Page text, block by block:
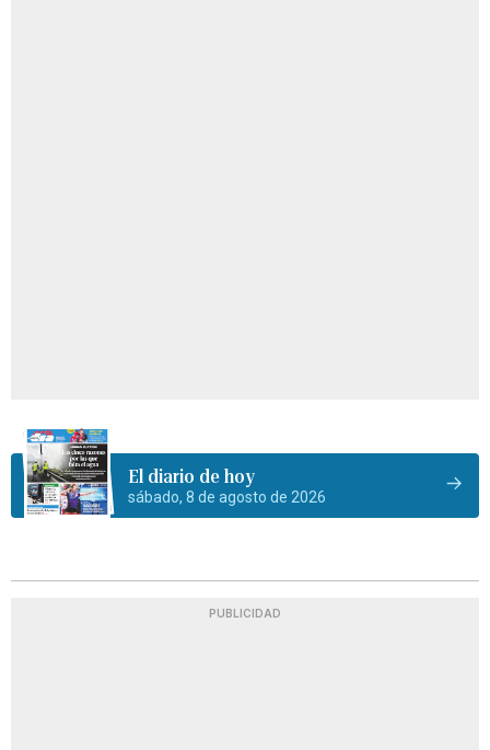
El diario de hoy
sábado, 8 de agosto de 2026
PUBLICIDAD